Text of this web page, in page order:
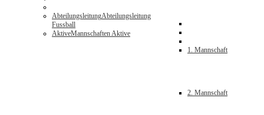
AbteilungsleitungAbteilungsleitung
Fussball
AktiveMannschaften Aktive
1. Mannschaft
2. Mannschaft